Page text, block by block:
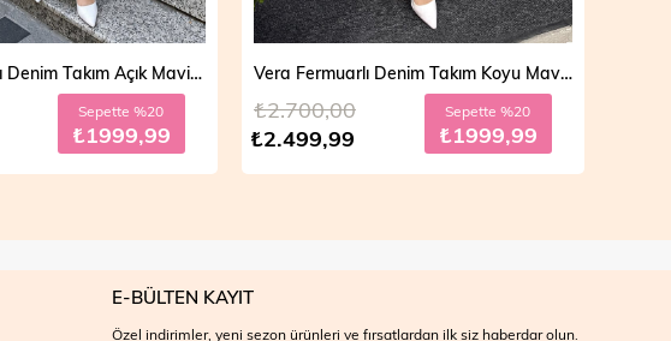
Vera Fermuarlı Denim Takım Koyu Mavi 19298
Sepette %20
₺1999,99
Mila Çift Düğmeli Kot Trençkot Açık Mavi 19290
₺3.999,99
₺4.700,00 Sepette %30
₺2799,99
E-BÜLTEN KAYIT
Özel indirimler, yeni sezon ürünleri ve fırsatlardan ilk siz haberdar olun.